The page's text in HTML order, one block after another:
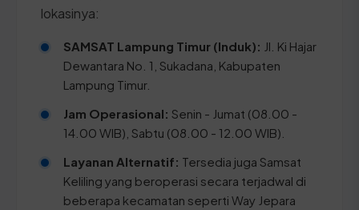
lokasinya:
SAMSAT Lampung Timur (Induk): Jl. Ki Hajar
Dewantara No. 1, Sukadana, Kabupaten
Lampung Timur.
Jam Operasional: Senin - Jumat (08.00 -
14.00 WIB), Sabtu (08.00 - 12.00 WIB).
Layanan Alternatif: Tersedia juga Samsat
Keliling yang beroperasi secara terjadwal di
beberapa kecamatan seperti Way Jepara